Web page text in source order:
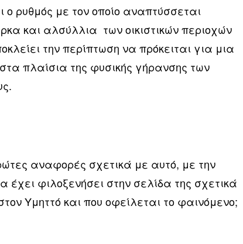
ο ρυθμός με τον οποίο αναπτύσσεται
και αλσύλλια των οικιστικών περιοχών
την περίπτωση να πρόκειται για μια
πλαίσια της φυσικής γήρανσης των
αναφορές σχετικά με αυτό, με την
έχει φιλοξενήσει στην σελίδα της σχετικά
Υμηττό και που οφείλεται το φαινόμενο;